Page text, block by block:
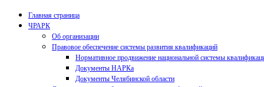
Главная страница
ЧРАРК
Об организации
Правовое обеспечение системы развития квалификаций
Нормативное продвижение национальной системы
Документы НАРКа
Документы Челябинской области